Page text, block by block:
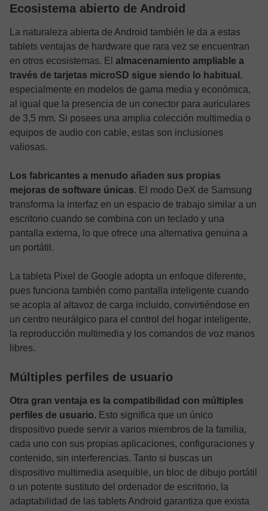
Ecosistema abierto de Android
La naturaleza abierta de Android también le da a estas
tablets ventajas de hardware que rara vez se encuentran
en otros ecosistemas. El almacenamiento ampliable a
través de tarjetas microSD sigue siendo lo habitual ,
especialmente en modelos de gama media y económica,
al igual que la presencia de un conector para auriculares
de 3,5 mm. Si posees una amplia colección multimedia o
equipos de audio con cable, estas son inclusiones
valiosas.
Los fabricantes a menudo añaden sus propias
mejoras de software únicas. El modo DeX de Samsung
transforma la interfaz en un espacio de trabajo similar a un
escritorio cuando se combina con un teclado y una
pantalla externa, lo que ofrece una alternativa genuina a
un portátil.
La tableta Pixel de Google adopta un enfoque diferente,
pues funciona también como pantalla inteligente cuando
se acopla al altavoz de carga incluido, convirtiéndose en
un centro neurálgico para el control del hogar inteligente,
la reproducción multimedia y los comandos de voz manos
libres.
Múltiples perfiles de usuario
Otra gran ventaja es la compatibilidad con múltiples
perfiles de usuario. Esto significa que un único
dispositivo puede servir a varios miembros de la familia,
cada uno con sus propias aplicaciones, configuraciones y
contenido, sin interferencias. Tanto si buscas un
dispositivo multimedia asequible, un bloc de dibujo portátil
o un potente sustituto del ordenador de escritorio, la
adaptabilidad de las tablets Android garantiza que exista